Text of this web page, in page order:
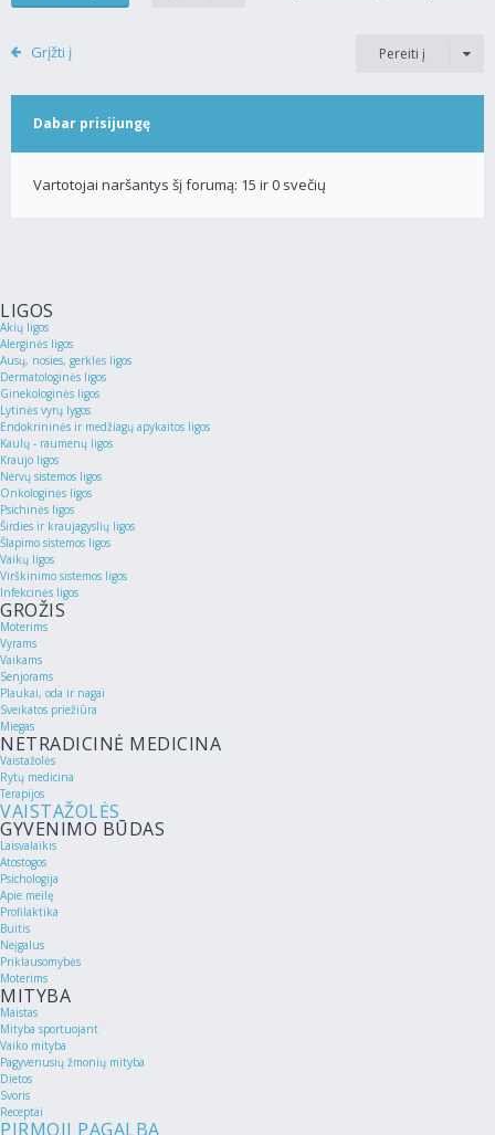
Grįžti į Pereiti į
Dabar prisijungę
Vartotojai naršantys šį forumą: 15 ir 0 svečių
LIGOS
Akių ligos
Alerginės ligos
Ausų, nosies, gerklės ligos
Dermatologinės ligos
Ginekologinės ligos
Lytinės vyrų lygos
Endokrininės ir medžiagų apykaitos ligos
Kaulų - raumenų ligos
Kraujo ligos
Nervų sistemos ligos
Onkologinės ligos
Psichinės ligos
Širdies ir kraujagyslių ligos
Šlapimo sistemos ligos
Vaikų ligos
Virškinimo sistemos ligos
Infekcinės ligos
GROŽIS
Moterims
Vyrams
Vaikams
Senjorams
Plaukai, oda ir nagai
Sveikatos priežiūra
Miegas
NETRADICINĖ MEDICINA
Vaistažolės
Rytų medicina
Terapijos
VAISTAŽOLĖS
GYVENIMO BŪDAS
Laisvalaikis
Atostogos
Psichologija
Apie meilę
Profilaktika
Buitis
Neįgalus
Priklausomybės
Moterims
MITYBA
Maistas
Mityba sportuojant
Vaiko mityba
Pagyvenusių žmonių mityba
Dietos
Svoris
Receptai
PIRMOJI PAGALBA